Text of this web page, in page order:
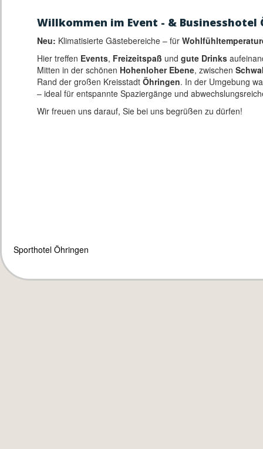
Willkommen im Event - & Businesshotel
Neu: Klimatisierte Gästebereiche – für
Hier treffen Events, Freizeitspaß und gute Drinks
Mitten in der schönen Hohenloher Ebene, zwischen
Rand der großen Kreisstadt Öhringen. In der Umgebung
– ideal für entspannte Spaziergänge und
Wir freuen uns darauf, Sie bei uns begrüßen zu dürfen!
Sporthotel Öhringen